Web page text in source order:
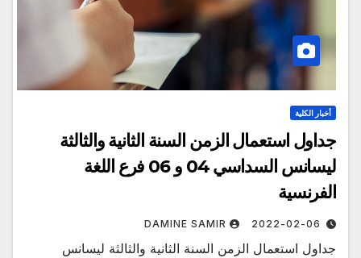
أخبار الكلية
جداول استعمال الزمن السنة الثانية والثالثة
ليسانس السداسي 04 و 06 فرع اللغة
الفرنسية
2022-02-06
DAMINE SAMIR
جداول استعمال الزمن السنة الثانية والثالثة ليسانس